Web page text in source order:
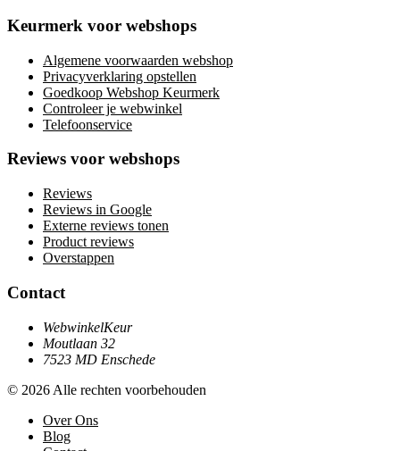
Keurmerk voor webshops
Algemene voorwaarden webshop
Privacyverklaring opstellen
Goedkoop Webshop Keurmerk
Controleer je webwinkel
Telefoonservice
Reviews voor webshops
Reviews
Reviews in Google
Externe reviews tonen
Product reviews
Overstappen
Contact
WebwinkelKeur
Moutlaan 32
7523 MD Enschede
© 2026 Alle rechten voorbehouden
Over Ons
Blog